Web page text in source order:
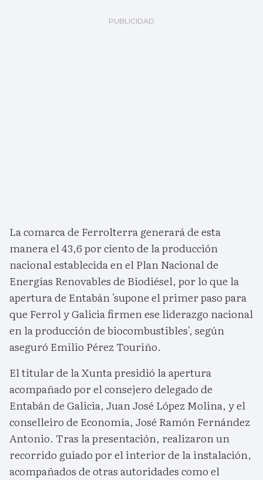
La comarca de Ferrolterra generará de esta
manera el 43,6 por ciento de la producción
nacional establecida en el Plan Nacional de
Energías Renovables de Biodiésel, por lo que la
apertura de Entabán 'supone el primer paso para
que Ferrol y Galicia firmen ese liderazgo nacional
en la producción de biocombustibles', según
aseguró Emilio Pérez Touriño.
El titular de la Xunta presidió la apertura
acompañado por el consejero delegado de
Entabán de Galicia, Juan José López Molina, y el
conselleiro de Economía, José Ramón Fernández
Antonio. Tras la presentación, realizaron un
recorrido guiado por el interior de la instalación,
acompañados de otras autoridades como el